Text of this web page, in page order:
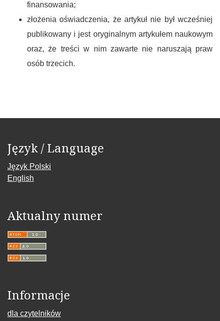
finansowania;
złożenia oświadczenia, że artykuł nie był wcześniej
publikowany i jest oryginalnym artykułem naukowym
oraz, że treści w nim zawarte nie naruszają praw
osób trzecich.
Język / Language
Język Polski
English
Aktualny numer
Informacje
dla czytelników